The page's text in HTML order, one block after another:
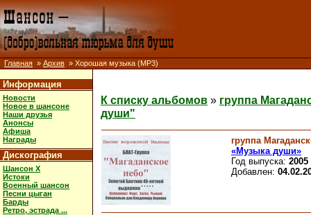
Главная » Архив » Хорошая музыка (MP3)
Информация
Новости
Новое в шансоне
Наши друзья
Анонсы
Афиша
Награды
Дискография
Шансон X
Истоки
Военный шансон
Песни цыган
Барды
Ретро, эстрада ...
К списку альбомов » группа
души"
группа
«Музыка души»
Год выпуска: 2005
Добавлен: